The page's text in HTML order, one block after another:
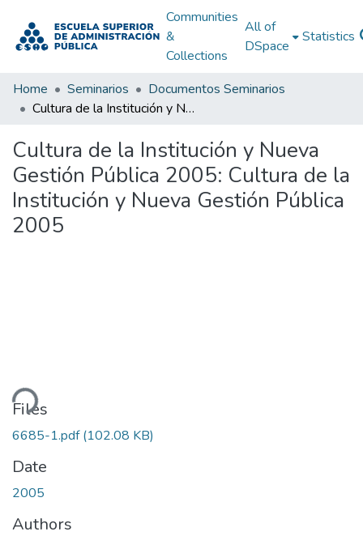
Communities
&
Collections
All of
DSpace
Statistics
Home Seminarios
Documentos Seminarios
Cultura de la Institución y Nueva Gestión Pública 2005: Cultura de la Institución y Nueva Gestión Pública 2005
Cultura de la Institución y Nueva
Gestión Pública 2005: Cultura de la
Institución y Nueva Gestión Pública
2005
Files
6685-1.pdf(102.08 KB)
Date
2005
Authors